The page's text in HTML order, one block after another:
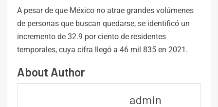
A pesar de que México no atrae grandes volúmenes
de personas que buscan quedarse, se identificó un
incremento de 32.9 por ciento de residentes
temporales, cuya cifra llegó a 46 mil 835 en 2021.
About Author
admin